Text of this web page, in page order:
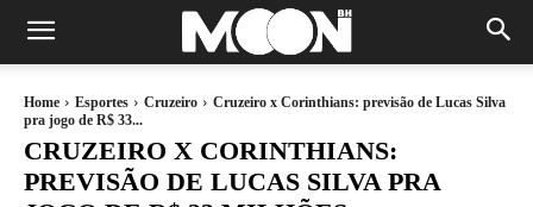
Home Esportes Cruzeiro
Cruzeiro x Corinthians: previsão de Lucas Silva
pra jogo de R$ 33...
CRUZEIRO X CORINTHIANS:
PREVISÃO DE LUCAS SILVA PRA